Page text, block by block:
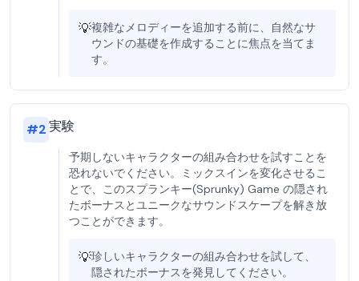
💡複雑なメロディーを追加する前に、自然なサ
ウンドの基礎を作成することに焦点を当てま
す。
#2実験
予期しないキャラクターの組み合わせを試すことを
恐れないでください。ミックスインを変化させるこ
とで、このスプランキー(Sprunky) Game の隠され
たボーナスとユニークなサウンドスケープを解き放
つことができます。
💡珍しいキャラクターの組み合わせを試して、
隠されたボーナスを発見してください。